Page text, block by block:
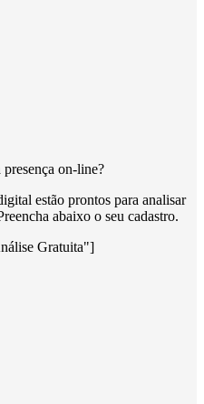
presença on-line?
estão prontos para analisar
abaixo o seu cadastro.
Gratuita"]